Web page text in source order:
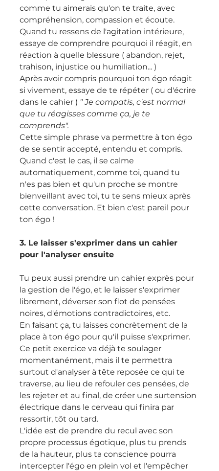
comme tu aimerais qu'on te traite, avec
compréhension, compassion et écoute.
Quand tu ressens de l'agitation intérieure,
essaye de comprendre pourquoi il réagit, en
réaction à quelle blessure ( abandon, rejet,
trahison, injustice ou humiliation... )
Après avoir compris pourquoi ton égo réagit
si vivement, essaye de te répéter ( ou d'écrire
dans le cahier ) " Je compatis, c'est normal
que tu réagisses comme ça, je te
comprends".
Cette simple phrase va permettre à ton égo
de se sentir accepté, entendu et compris.
Quand c'est le cas, il se calme
automatiquement, comme toi, quand tu
n'es pas bien et qu'un proche se montre
bienveillant avec toi, tu te sens mieux après
cette conversation. Et bien c'est pareil pour
ton égo !
3. Le laisser s'exprimer dans un cahier
pour l'analyser ensuite
Tu peux aussi prendre un cahier exprès pour
la gestion de l'égo, et le laisser s'exprimer
librement, déverser son flot de pensées
noires, d'émotions contradictoires, etc.
En faisant ça, tu laisses concrètement de la
place à ton égo pour qu'il puisse s'exprimer.
Ce petit exercice va déjà te soulager
momentanément, mais il te permettra
surtout d'analyser à tête reposée ce qui te
traverse, au lieu de refouler ces pensées, de
les rejeter et au final, de créer une surtension
électrique dans le cerveau qui finira par
ressortir, tôt ou tard.
L'idée est de prendre du recul avec son
propre processus égotique, plus tu prends
de la hauteur, plus ta conscience pourra
intercepter l'égo en plein vol et l'empêcher